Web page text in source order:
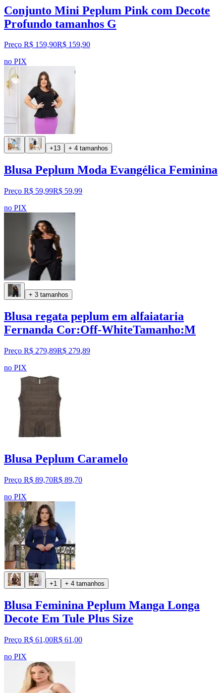
Conjunto Mini Peplum Pink com Decote
Profundo tamanhos G
Preço R$ 159,90R$ 159,90
no PIX
+13 + 4 tamanhos
Blusa Peplum Moda Evangélica Feminina
Preço R$ 59,99R$ 59,99
no PIX
+ 3 tamanhos
Blusa regata peplum em alfaiataria
Fernanda Cor:Off-WhiteTamanho:M
Preço R$ 279,89R$ 279,89
no PIX
Blusa Peplum Caramelo
Preço R$ 89,70R$ 89,70
no PIX
+1 + 4 tamanhos
Blusa Feminina Peplum Manga Longa
Decote Em Tule Plus Size
Preço R$ 61,00R$ 61 ,00
no PIX